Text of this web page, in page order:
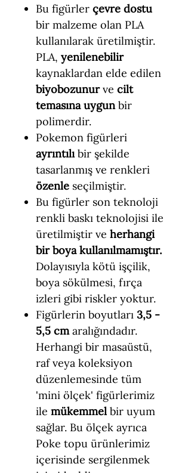
Bu figürler çevre dostu
bir malzeme olan PLA
kullanılarak üretilmiştir.
PLA, yenilenebilir
kaynaklardan elde edilen
biyobozunurve cilt
temasına uygunbir
polimerdir.
Pokemon figürleri
ayrıntılıbir şekilde
tasarlanmış ve renkleri
özenle seçilmiştir.
Bu figürler son teknoloji
renkli baskı teknolojisi ile
üretilmiştir ve herhangi
bir boya kullanılmamıştır.
Dolayısıyla kötü işçilik,
boya sökülmesi, fırça
izleri gibi riskler yoktur.
Figürlerin boyutları 3,5 -
5,5 cmaralığındadır.
Herhangi bir masaüstü,
raf veya koleksiyon
düzenlemesinde tüm
'mini ölçek' figürlerimiz
ile mükemmel bir uyum
sağlar. Bu ölçek ayrıca
Poke topu ürünlerimiz
içerisinde sergilenmek